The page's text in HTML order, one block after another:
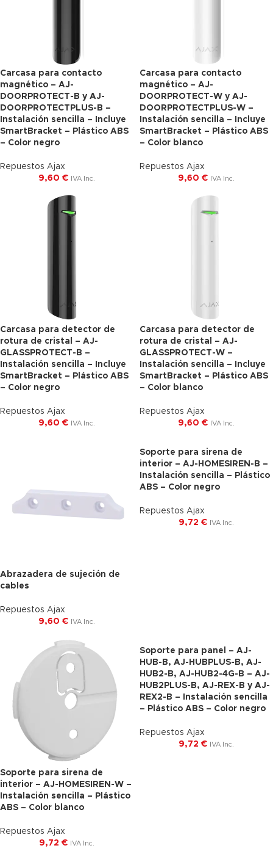
Carcasa para contacto
magnético – AJ-
DOORPROTECT-B y AJ-
DOORPROTECTPLUS-B –
Instalación sencilla – Incluye
SmartBracket – Plástico ABS
– Color negro
Repuestos Ajax
9,60 € IVA Inc.
Carcasa para contacto
magnético – AJ-
DOORPROTECT-W y AJ-
DOORPROTECTPLUS-W –
Instalación sencilla – Incluye
SmartBracket – Plástico ABS
– Color blanco
Repuestos Ajax
9,60 € IVA Inc.
Carcasa para detector de
rotura de cristal – AJ-
GLASSPROTECT-B –
Instalación sencilla – Incluye
SmartBracket – Plástico ABS
– Color negro
Repuestos Ajax
9,60 € IVA Inc.
Carcasa para detector de
rotura de cristal – AJ-
GLASSPROTECT-W –
Instalación sencilla – Incluye
SmartBracket – Plástico ABS
– Color blanco
Repuestos Ajax
9,60 € IVA Inc.
Abrazadera de sujeción de
cables
Repuestos Ajax
9,60 € IVA Inc.
Soporte para sirena de
interior – AJ-HOMESIREN-B –
Instalación sencilla – Plástico
ABS – Color negro
Repuestos Ajax
9,72 € IVA Inc.
Soporte para sirena de
interior – AJ-HOMESIREN-W –
Instalación sencilla – Plástico
ABS – Color blanco
Repuestos Ajax
9,72 € IVA Inc.
Soporte para panel – AJ-
HUB-B, AJ-HUBPLUS-B, AJ-
HUB2-B, AJ-HUB2-4G-B – AJ-
HUB2PLUS-B, AJ-REX-B y AJ-
REX2-B – Instalación sencilla
– Plástico ABS – Color negro
Repuestos Ajax
9,72 € IVA Inc.